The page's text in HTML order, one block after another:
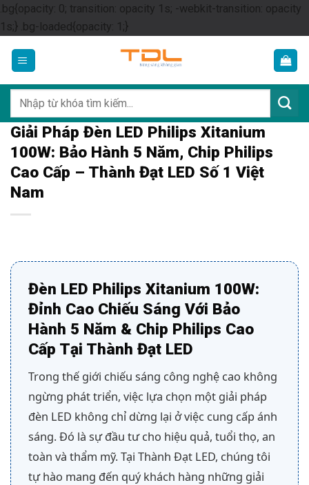
.bg{opacity: 0; transition: opacity 1s; -webkit-transition: opacity
1s;} .bg-loaded{opacity: 1;}Skip
content
kiếm:
Giải Pháp Đèn LED Philips Xitanium
100W: Bảo Hành 5 Năm, Chip Philips
Cao Cấp – Thành Đạt LED Số 1 Việt
Nam
Đèn LED Philips Xitanium 100W:
Đỉnh Cao Chiếu Sáng Với Bảo
Hành 5 Năm & Chip Philips Cao
Cấp Tại Thành Đạt LED
Trong thế giới chiếu sáng công nghệ cao không
ngừng phát triển, việc lựa chọn một giải pháp
đèn LED không chỉ dừng lại ở việc cung cấp ánh
sáng. Đó là sự đầu tư cho hiệu quả, tuổi thọ, an
toàn và thẩm mỹ. Tại Thành Đạt LED, chúng tôi
tự hào mang đến quý khách hàng những giải